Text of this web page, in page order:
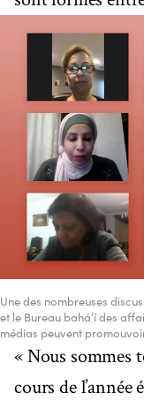
Une des nombreuses
et le Bureau bahá’í des
médias peuvent
« Nous sommes
cours de l’année